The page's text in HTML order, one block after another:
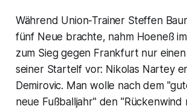
Während Union-Trainer Steffen
fünf Neue brachte, nahm Hoeneß
zum Sieg gegen Frankfurt nur
seiner Startelf vor: Nikolas Nartey
Demirovic. Man wolle nach dem
neue Fußballjahr" den "Rückenwind